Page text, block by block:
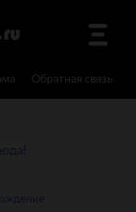
Обратная связь